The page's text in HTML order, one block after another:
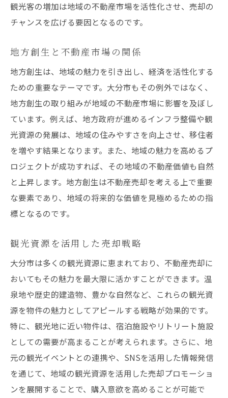
観光客の増加は地域の不動産市場を活性化させ、売却の
チャンスを広げる要因となるのです。
地方創生と不動産市場の関係
地方創生は、地域の魅力を引き出し、経済を活性化する
ための重要なテーマです。大分市もその例外ではなく、
地方創生の取り組みが地域の不動産市場に影響を及ぼし
ています。例えば、地方政府が進めるインフラ整備や観
光資源の発展は、地域の住みやすさを向上させ、移住者
を増やす結果となります。また、地域の魅力を高めるプ
ロジェクトが成功すれば、その地域の不動産価値も自然
と上昇します。地方創生は不動産売却を考える上で重要
な要素であり、地域の将来的な価値を見極めるための指
標となるのです。
観光資源を活用した売却戦略
大分市は多くの観光資源に恵まれており、不動産売却に
おいてもその魅力を最大限に活かすことができます。温
泉地や歴史的建造物、豊かな自然など、これらの観光資
源を物件の魅力としてアピールする戦略が効果的です。
特に、観光地に近い物件は、宿泊施設やリトリート施設
としての需要が高まることが考えられます。さらに、地
元の観光イベントとの連携や、SNSを活用した情報発信
を通じて、地域の観光資源を活用した売却プロモーショ
ンを展開することで、購入意欲を高めることが可能で